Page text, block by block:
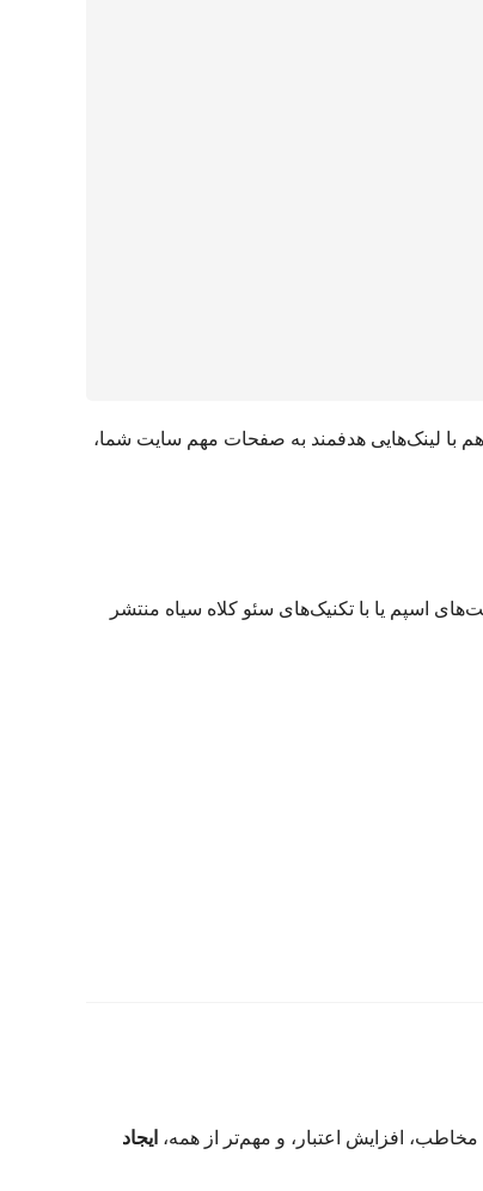
با لینک‌هایی هدفمند به صفحات مهم سایت شما،
اسپم یا با تکنیک‌های سئو کلاه سیاه منتشر
افزایش اعتبار، و مهم‌تر از همه، ایجاد